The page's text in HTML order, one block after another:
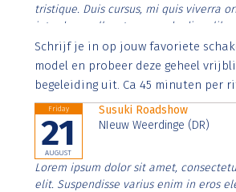
tristique. Duis cursus, mi quis viverra
interdum nulla, ut commodo diam
Aenean faucibus nibh et justo cursus id
imperdiet. Nunc ut sem vitae risus
Schrijf je in op jouw favoriete
model en probeer deze geheel
begeleiding uit. Ca 45 minuten per
Friday
21
AUGUST
Susuki Roadshow
NIeuw Weerdinge (DR)
Lorem ipsum dolor sit amet,
elit. Suspendisse varius enim in eros